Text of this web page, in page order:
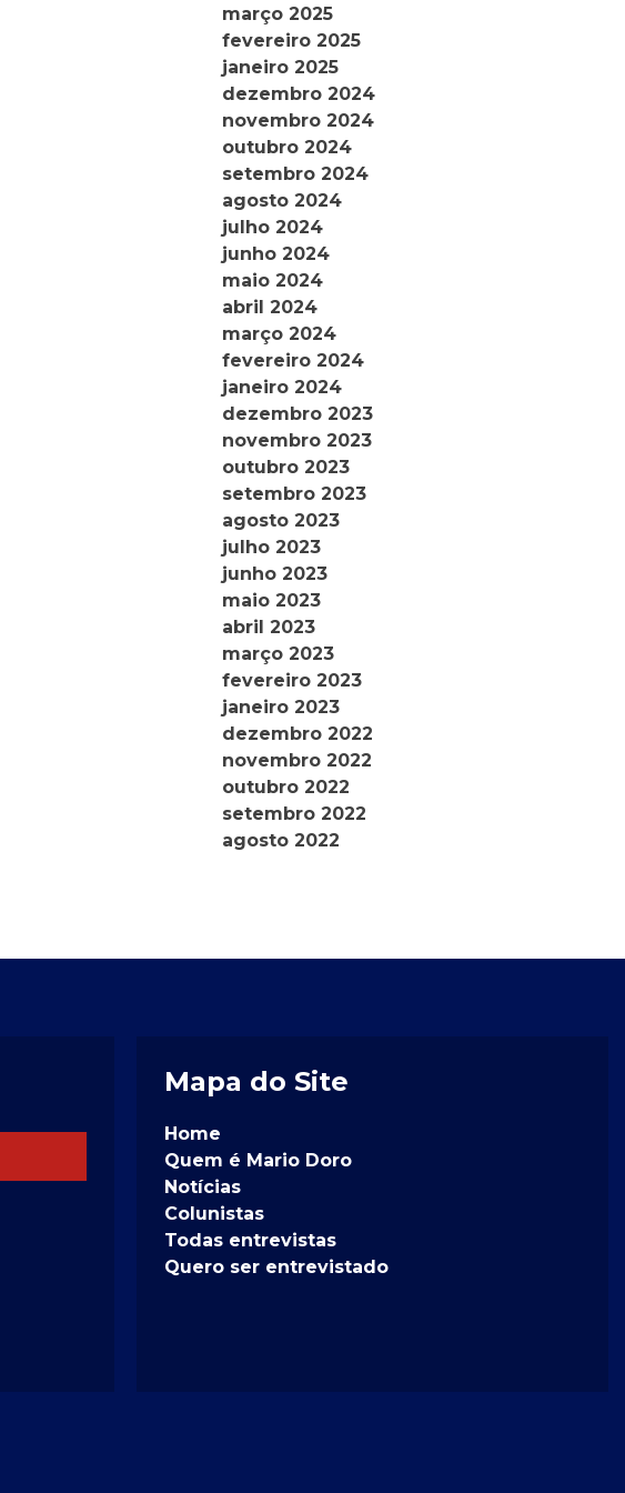
março 2025
fevereiro 2025
janeiro 2025
dezembro 2024
novembro 2024
outubro 2024
setembro 2024
agosto 2024
julho 2024
junho 2024
maio 2024
abril 2024
março 2024
fevereiro 2024
janeiro 2024
dezembro 2023
novembro 2023
outubro 2023
setembro 2023
agosto 2023
julho 2023
junho 2023
maio 2023
abril 2023
março 2023
fevereiro 2023
janeiro 2023
dezembro 2022
novembro 2022
outubro 2022
setembro 2022
agosto 2022
Mapa do Site
Home
Quem é Mario Doro
Notícias
Colunistas
Todas entrevistas
Quero ser entrevistado